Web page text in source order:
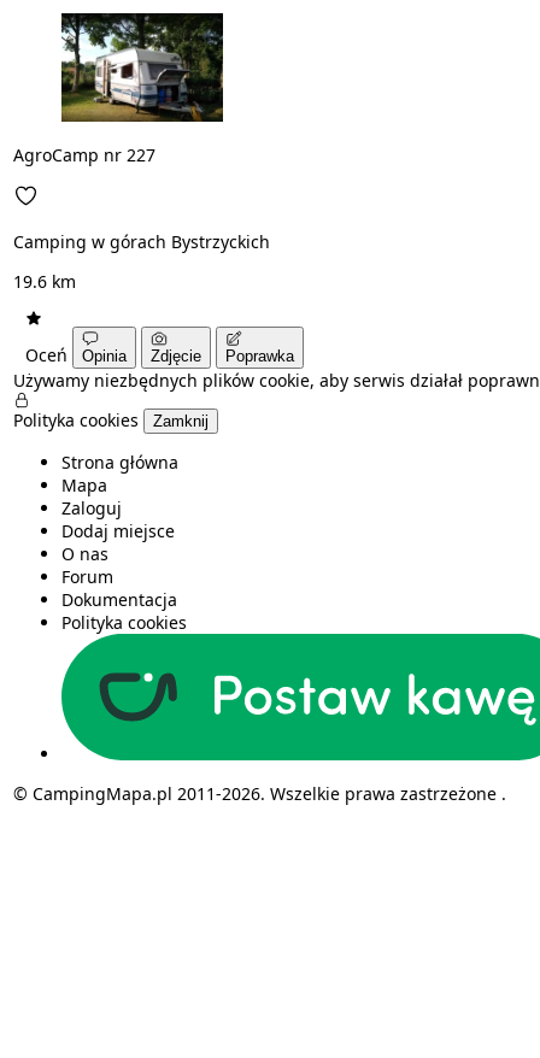
AgroCamp nr 227
Camping w górach Bystrzyckich
19.6 km
Oceń Opinia Zdjęcie Poprawka
Używamy niezbędnych plików cookie, aby serwis działał
Polityka cookies
Zamknij
Strona główna
Mapa
Zaloguj
Dodaj miejsce
O nas
Forum
Dokumentacja
Polityka cookies
© CampingMapa.pl 2011-2026. Wszelkie prawa zastrzeżone .